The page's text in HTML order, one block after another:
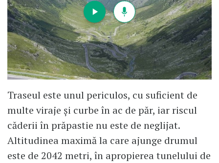
Traseul este unul periculos, cu suficient de
multe viraje și curbe în ac de păr, iar riscul
căderii în prăpastie nu este de neglijat.
Altitudinea maximă la care ajunge drumul
este de 2042 metri, în apropierea tunelului de